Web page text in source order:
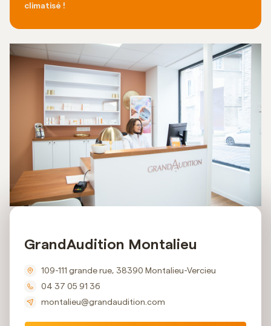
climatisé !
GrandAudition Montalieu
109-111 grande rue, 38390 Montalieu-Vercieu
04 37 05 91 36
montalieu@grandaudition.com